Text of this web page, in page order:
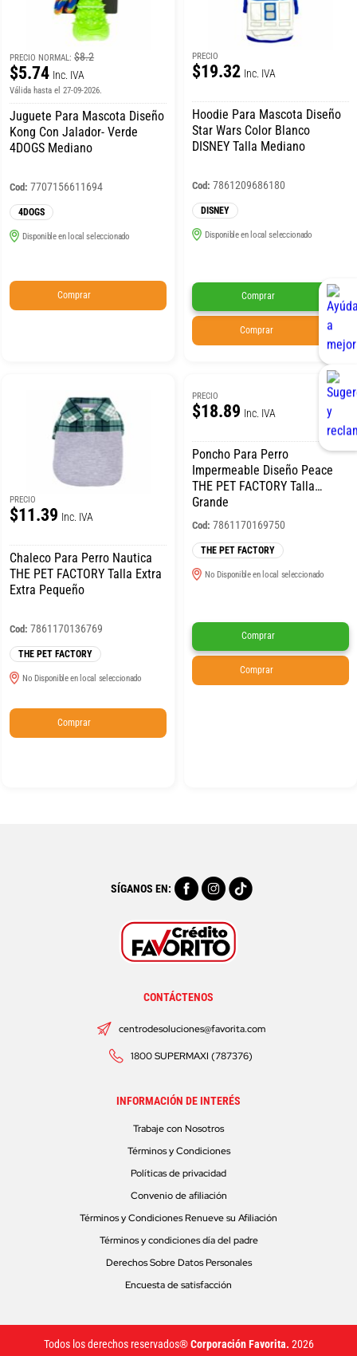
PRECIO NORMAL:$8.2
$5.74 Inc. IVA
Válida hasta el 27-09-2026.
Juguete Para Mascota Diseño
Kong Con Jalador- Verde
4DOGS Mediano
Cod: 7707156611694
4DOGS
Disponible en local seleccionado
Comprar
PRECIO
$19.32 Inc. IVA
Hoodie Para Mascota Diseño
Star Wars Color Blanco
DISNEY Talla Mediano
Cod: 7861209686180
DISNEY
Disponible en local seleccionado
Comprar
Comprar
PRECIO
$11.39 Inc. IVA
Chaleco Para Perro Nautica
THE PET FACTORY Talla Extra
Extra Pequeño
Cod: 7861170136769
THE PET FACTORY
No Disponible en local seleccionado
Comprar
PRECIO
$18.89 Inc. IVA
Poncho Para Perro
Impermeable Diseño Peace
THE PET FACTORY Talla
Grande
Cod: 7861170169750
THE PET FACTORY
No Disponible en local seleccionado
Comprar
Comprar
SÍGANOS EN:
CONTÁCTENOS
centrodesoluciones@favorita.com
1800 SUPERMAXI (787376)
INFORMACIÓN DE INTERÉS
Trabaje con Nosotros
Términos y Condiciones
Políticas de privacidad
Convenio de afiliación
Términos y Condiciones Renueve su Afiliación
Términos y condiciones día del padre
Derechos Sobre Datos Personales
Encuesta de satisfacción
Todos los derechos reservados®Corporación Favorita. 2026